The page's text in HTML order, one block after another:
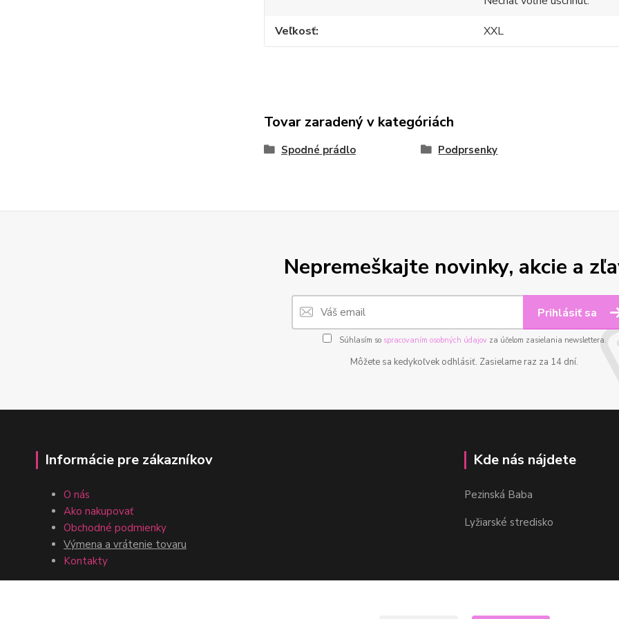
Veľkosť
XXL
Tovar zaradený v kategóriách
Spodné prádlo Podprsenky
Nepremeškajte novinky, akcie a
Prihlásiť sa
Súhlasím so spracovaním osobných údajovza účelom zasielania newslettera.
Môžete sa kedykoľvek odhlásiť. Zasielame raz za 14 dní.
Informácie pre zákazníkov
O nás
Ako nakupovať
Obchodné podmienky
Výmena a vrátenie tovaru
Kontakty
Kde nás nájdete
Pezinská Baba
Lyžiarské stredisko